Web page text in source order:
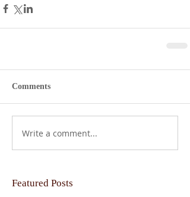
Featured Posts
Comments
Write a comment...